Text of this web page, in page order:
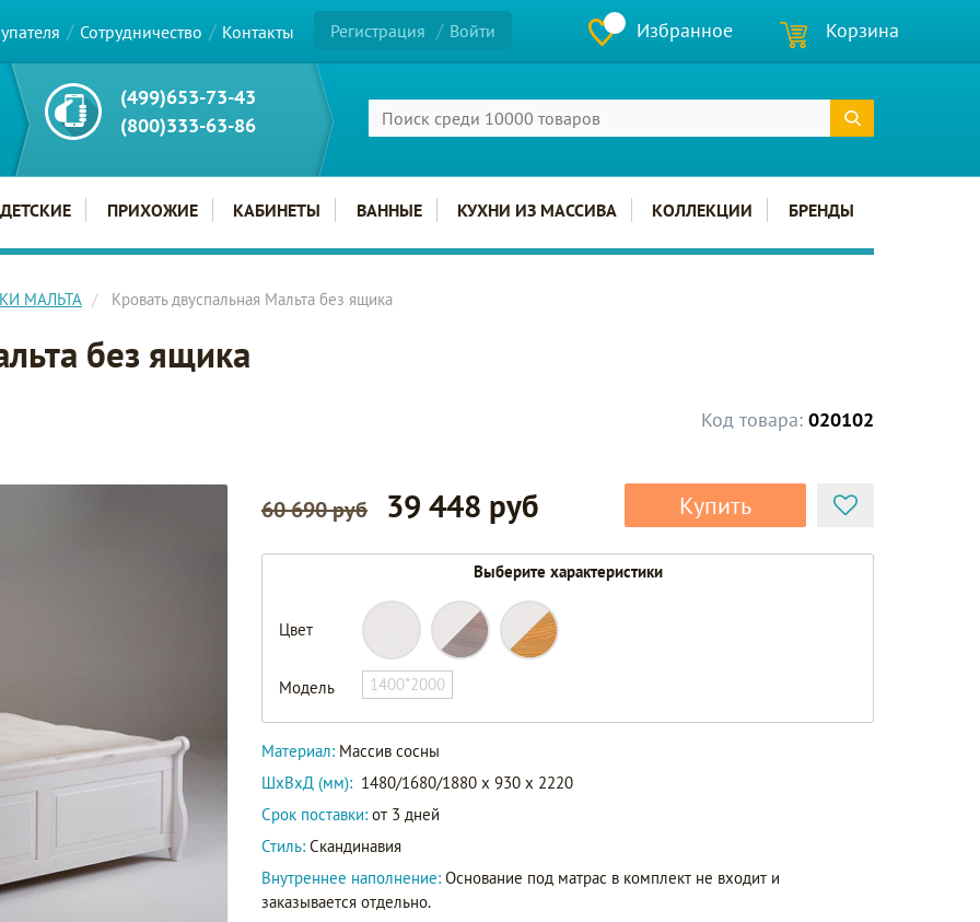
Сотрудничество Контакты Регистрация Войти Избранное Корзина
(499)653-73-43
(800)333-63-86
ДЕТСКИЕ ПРИХОЖИЕ КАБИНЕТЫ ВАННЫЕ КУХНИ ИЗ МАССИВА КОЛЛЕКЦИИ БРЕНДЫ
МАЛЬТА Кровать двуспальная Мальта без ящика
без ящика
Код товара: 020102
60 690 руб 39 448 руб Купить
Выберите характеристики
Цвет
Модель 1400*2000
Материал: Массив сосны
ШxВxД (мм): 1480/1680/1880 x 930 x 2220
Срок поставки: от 3 дней
Стиль: Скандинавия
Внутреннее наполнение: Основание под матрас в комплект не входит и
заказывается отдельно.